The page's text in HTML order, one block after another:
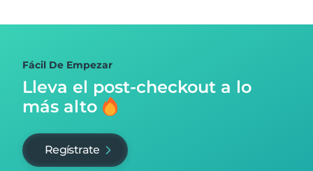
Fácil De Empezar
Lleva el post-checkout a lo
más alto
Regístrate